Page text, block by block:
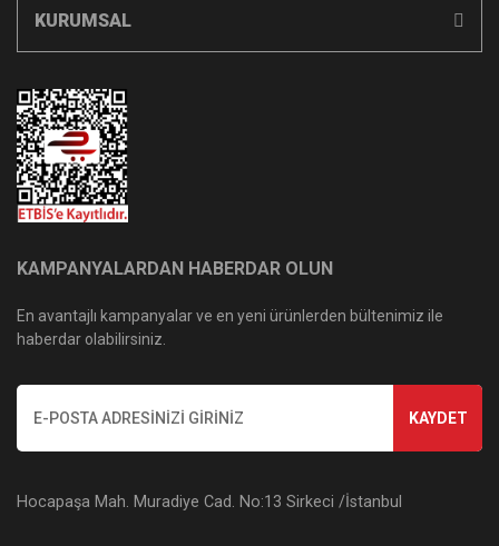
KURUMSAL
KAMPANYALARDAN HABERDAR OLUN
En avantajlı kampanyalar ve en yeni ürünlerden bültenimiz ile
haberdar olabilirsiniz.
KAYDET
Hocapaşa Mah. Muradiye Cad. No:13 Sirkeci /İstanbul